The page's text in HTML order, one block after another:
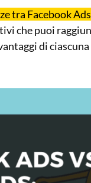
tra Facebook
che puoi
di